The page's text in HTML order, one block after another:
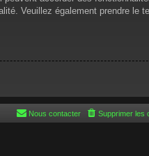
Veuillez également prendre le
Supprimer les
Nous contacter